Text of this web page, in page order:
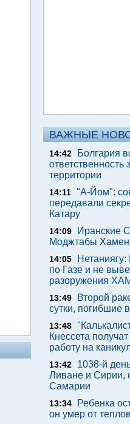
ВАЖНЫЕ
14:42
Болгария
территории
14:11 "А-Йом":
передавали
Катару
14:09
Иранские
Моджтабы
14:05
Нетаниягу:
по Газе и не
разоружения
13:49
Второй
сутки, погибшие
13:48
Кнессета
работу на
13:42
1038-й
Ливане и Сирии,
Самарии
13:34
Ребенка
он умер от